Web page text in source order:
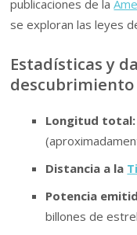
publicaciones de la
se exploran las leyes
Estadísticas y
descubrimiento
Longitud total:
Distancia a la
Potencia
billones de